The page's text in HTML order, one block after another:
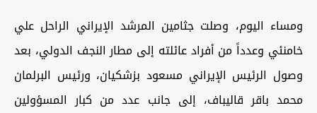
ومساء اليوم، وصلت جثامين المرشد الإيراني الراحل علي
خامنئي وعدداً من أفراد عائلته إلى مطار النجف الدولي، بعد
وصول الرئيس الإيراني مسعود بزشكيان، ورئيس البرلمان
محمد باقر قاليباف، إلى جانب عدد من كبار المسؤولين